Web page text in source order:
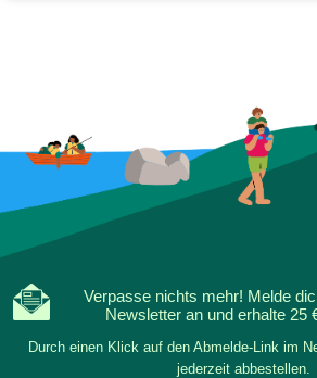
Verpasse nichts mehr! Melde
Newsletter an und erhalte 25
Durch einen Klick auf den Abmelde-Link im
jederzeit abbestellen.